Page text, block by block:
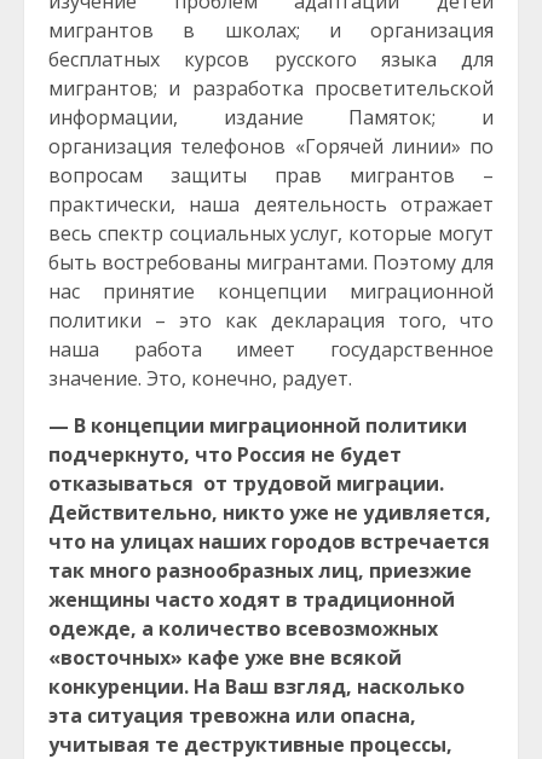
мигрантов в школах; и организация
бесплатных курсов русского языка для
мигрантов; и разработка просветительской
информации, издание Памяток; и
организация телефонов «Горячей линии» по
вопросам защиты прав мигрантов –
практически, наша деятельность отражает
весь спектр социальных услуг, которые могут
быть востребованы мигрантами. Поэтому для
нас принятие концепции миграционной
политики – это как декларация того, что
наша работа имеет государственное
значение. Это, конечно, радует.
— В концепции миграционной политики
подчеркнуто, что Россия не будет
отказываться от трудовой миграции.
Действительно, никто уже не удивляется,
что на улицах наших городов встречается
так много разнообразных лиц, приезжие
женщины часто ходят в традиционной
одежде, а количество всевозможных
«восточных» кафе уже вне всякой
конкуренции. На Ваш взгляд, насколько
эта ситуация тревожна или опасна,
учитывая те деструктивные процессы,